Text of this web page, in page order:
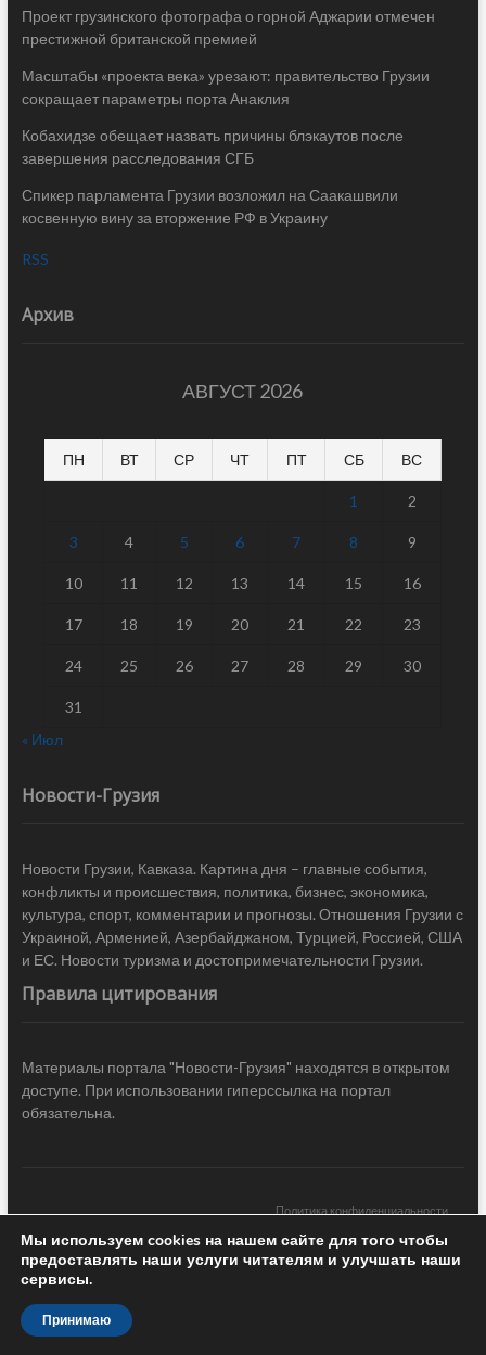
Проект грузинского фотографа о горной Аджарии отмечен
престижной британской премией
Масштабы «проекта века» урезают: правительство Грузии
сокращает параметры порта Анаклия
Кобахидзе обещает назвать причины блэкаутов после
завершения расследования СГБ
Спикер парламента Грузии возложил на Саакашвили
косвенную вину за вторжение РФ в Украину
RSS
Архив
АВГУСТ 2026
ПН ВТ СР ЧТ ПТ СБ ВС
1 2
3 4 5 6 7 8 9
10 11 12 13 14 15 16
17 18 19 20 21 22 23
24 25 26 27 28 29 30
31
« Июл
Новости-Грузия
Новости Грузии, Кавказа. Картина дня – главные события,
конфликты и происшествия, политика, бизнес, экономика,
культура, спорт, комментарии и прогнозы. Отношения Грузии с
Украиной, Арменией, Азербайджаном, Турцией, Россией, США
и ЕС. Новости туризма и достопримечательности Грузии.
Правила цитирования
Материалы портала "Новости-Грузия" находятся в открытом
доступе. При использовании гиперссылка на портал
обязательна.
Политика конфиденциальности
Новости Грузии| Black Sea Press LTD © 2020 All Rights Reserved /
Design & development —
Мы используем cookies на нашем сайте для того чтобы
предоставлять наши услуги читателям и улучшать наши
сервисы.
Принимаю